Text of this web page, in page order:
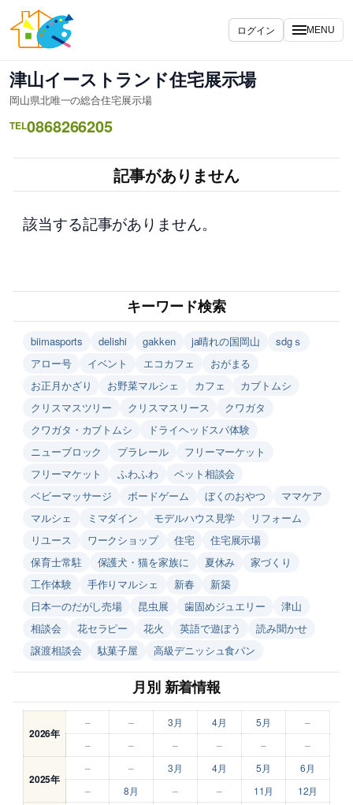
容
ス
キ
ッ
プ
ログイン MENU
津山イーストランド住宅展示場
岡山県北唯一の総合住宅展示場
TEL0868266205
記事がありません
該当する記事がありません。
キーワード検索
biimasports delishi gakken ja晴れの国岡山
sdgｓ
アロー号
イベント エコカフェ
おがまる
お正月かざり
お野菜マルシェ カフェ
カブトムシ
クリスマスツリー
クリスマスリース
クワガタ
クワガタ・カブトムシ
ドライヘッドスパ体験
ニューブロック
プラレール
フリーマーケット
フリーマケット
ふわふわ
ペット相談会
ベビーマッサージ
ボードゲーム ぼくのおやつ
ママケア
マルシェ
ミマダイン モデルハウス見学
リフォーム
リユース
ワークショップ 住宅
住宅展示場
保育士常駐
保護犬・猫を家族に 夏休み
家づくり
工作体験
手作りマルシェ 新春
新築
日本一のだがし売場
昆虫展 歯固めジュエリー
津山
相談会
花セラピー 花火 英語で遊ぼう
読み聞かせ
譲渡相談会
駄菓子屋 高級デニッシュ食パン
月別 新着情報
2026年
– – 3月 4月 5月
–
–
– – – – –
2025年
– – 3月 4月 5月
6月
–
8月 – – 11月 12月